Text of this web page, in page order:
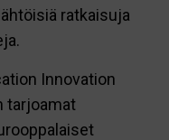
ratkaisuja
Innovation
tarjoamat